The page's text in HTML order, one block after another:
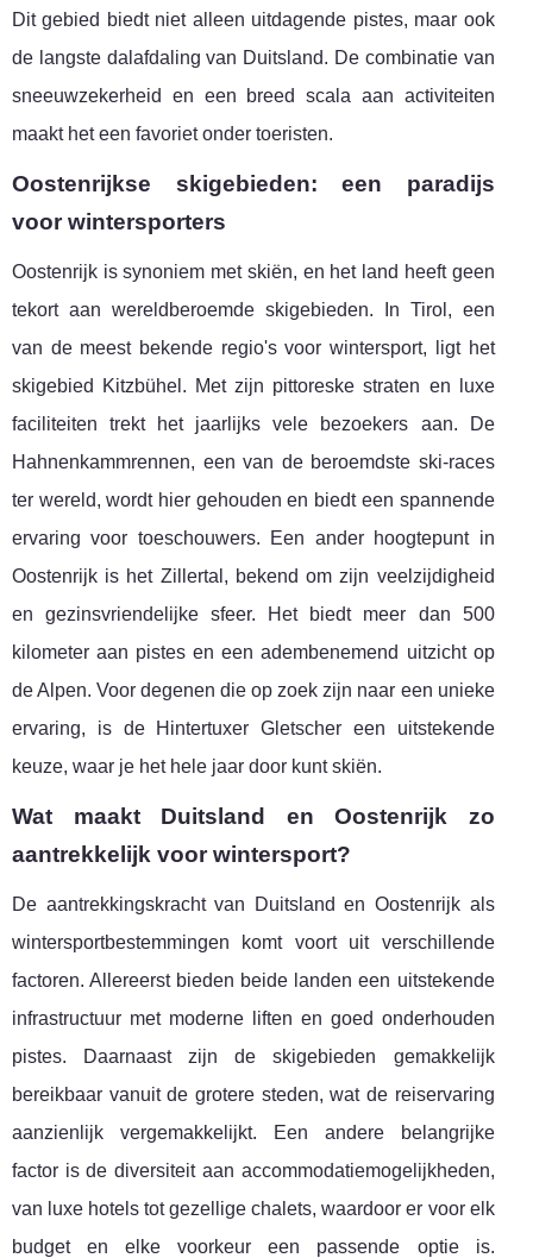
Dit gebied biedt niet alleen uitdagende pistes, maar ook
de langste dalafdaling van Duitsland. De combinatie van
sneeuwzekerheid en een breed scala aan activiteiten
maakt het een favoriet onder toeristen.
Oostenrijkse skigebieden: een paradijs
voor wintersporters
Oostenrijk is synoniem met skiën, en het land heeft geen
tekort aan wereldberoemde skigebieden. In Tirol, een
van de meest bekende regio's voor wintersport, ligt het
skigebied Kitzbühel. Met zijn pittoreske straten en luxe
faciliteiten trekt het jaarlijks vele bezoekers aan. De
Hahnenkammrennen, een van de beroemdste ski-races
ter wereld, wordt hier gehouden en biedt een spannende
ervaring voor toeschouwers. Een ander hoogtepunt in
Oostenrijk is het Zillertal, bekend om zijn veelzijdigheid
en gezinsvriendelijke sfeer. Het biedt meer dan 500
kilometer aan pistes en een adembenemend uitzicht op
de Alpen. Voor degenen die op zoek zijn naar een unieke
ervaring, is de Hintertuxer Gletscher een uitstekende
keuze, waar je het hele jaar door kunt skiën.
Wat maakt Duitsland en Oostenrijk zo
aantrekkelijk voor wintersport?
De aantrekkingskracht van Duitsland en Oostenrijk als
wintersportbestemmingen komt voort uit verschillende
factoren. Allereerst bieden beide landen een uitstekende
infrastructuur met moderne liften en goed onderhouden
pistes. Daarnaast zijn de skigebieden gemakkelijk
bereikbaar vanuit de grotere steden, wat de reiservaring
aanzienlijk vergemakkelijkt. Een andere belangrijke
factor is de diversiteit aan accommodatiemogelijkheden,
van luxe hotels tot gezellige chalets, waardoor er voor elk
budget en elke voorkeur een passende optie is.